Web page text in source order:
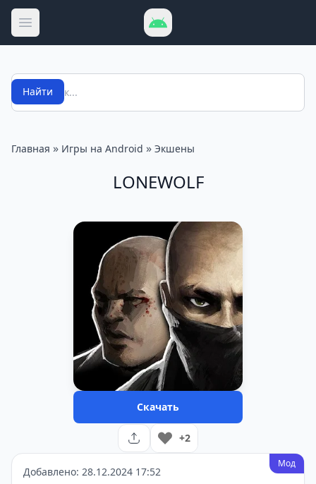
Открыть меню
Поиск
Найти
Главная » Игры на Android » Экшены
LONEWOLF
Скачать
+2
Мод
Добавлено: 28.12.2024 17:52